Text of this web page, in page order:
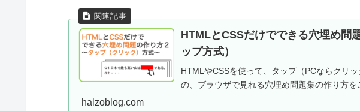
HTMLとCSSだけでできる穴埋め問
ップ方式）
HTMLやCSSを使って、タップ（PCならクリ
の、ブラウザで見れる穴埋め問題集の作り方を
halzoblog.com